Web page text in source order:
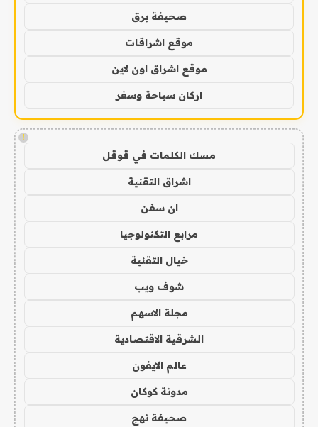
صحيفة برق
موقع اشراقات
موقع اشراق اون لاين
اركان سياحة وسفر
!
مسك الكلمات في قوقل
اشراق التقنية
ان سفن
مرابع التكنولوجيا
خيال التقنية
شوف ويب
مجلة الاسهم
الشرقية الاقتصادية
عالم الايفون
مدونة كوكان
صحيفة نهج